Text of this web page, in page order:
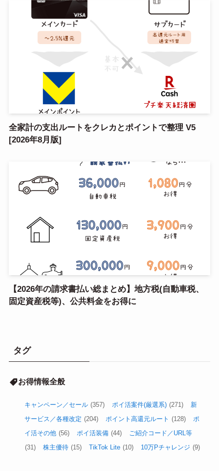
全家計の支出ルートをクレカとポイントで整理 V5
[2026年8月版]
【2026年の請求書払い総まとめ】地方税(自動車税、
固定資産税等)、公共料金をお得に
タグ
お得情報全般
キャンペーン／セール (357) ポイ活案件(厳選系) (271)
新
サービス／各種改定 (204) ポイント高還元ルート (128)
ポ
イ活その他 (56) ポイ活装備 (44)
ご紹介コード／URL等
(31)
株主優待 (15) TikTok Lite (10) 10万Pチャレンジ (9)